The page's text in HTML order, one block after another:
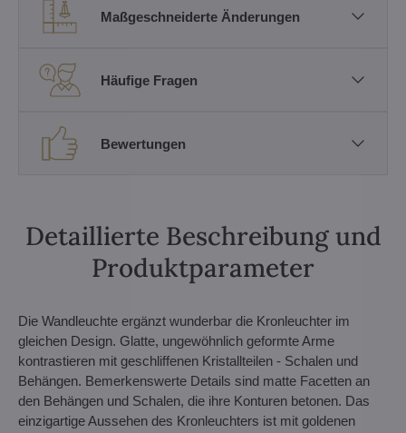
Maßgeschneiderte Änderungen
Häufige Fragen
Bewertungen
Detaillierte Beschreibung und
Produktparameter
Die Wandleuchte ergänzt wunderbar die Kronleuchter im
gleichen Design. Glatte, ungewöhnlich geformte Arme
kontrastieren mit geschliffenen Kristallteilen - Schalen und
Behängen. Bemerkenswerte Details sind matte Facetten an
den Behängen und Schalen, die ihre Konturen betonen. Das
einzigartige Aussehen des Kronleuchters ist mit goldenen